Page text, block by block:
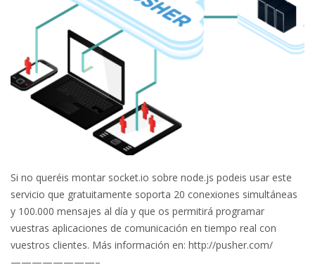
Si no queréis montar socket.io sobre node.js podeis usar este
servicio que gratuitamente soporta 20 conexiones simultáneas
y 100.000 mensajes al día y que os permitirá programar
vuestras aplicaciones de comunicación en tiempo real con
vuestros clientes. Más información en: http://pusher.com/
————————–